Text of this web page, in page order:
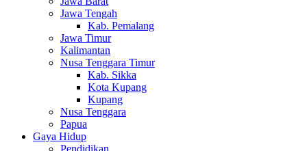
Jawa Tengah
Kab. Pemalang
Jawa Timur
Kalimantan
Nusa Tenggara Timur
Kab. Sikka
Kota Kupang
Kupang
Nusa Tenggara
Papua
Gaya Hidup
Pendidikan